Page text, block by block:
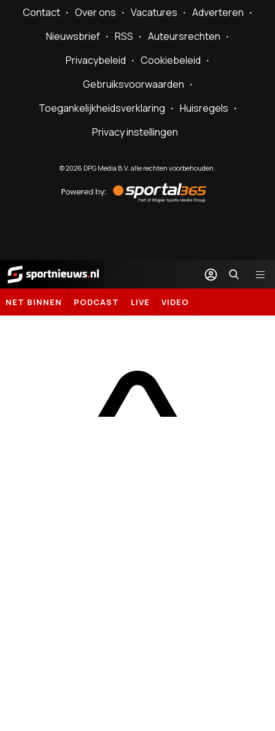
Contact Over ons Vacatures
Adverteren
Nieuwsbrief
RSS
Auteursrechten
Privacybeleid
Cookiebeleid
Gebruiksvoorwaarden
Toegankelijkheidsverklaring
Huisregels
Privacy instellingen
©2026 DPG Media B.V. alle rechten voorbehouden.
by
Sportal365
Sportnieuws.nl
NET BINNEN PODCAST LIVE VIDEO